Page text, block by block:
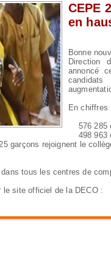
CEPE
en
Bonne
Direction
annoncé
En chiffres
576 285
498 963
garçons rejoignent le
tous les centres de
le site officiel de la DECO :